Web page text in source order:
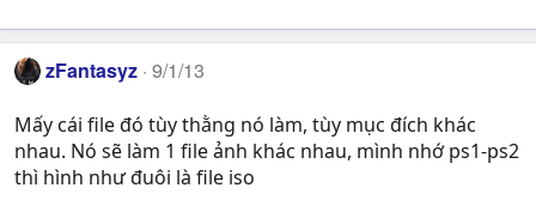
zFantasyz 9/1/13
Mấy cái file đó tùy thằng nó làm, tùy mục đích khác
nhau. Nó sẽ làm 1 file ảnh khác nhau, mình nhớ ps1-ps2
thì hình như đuôi là file iso